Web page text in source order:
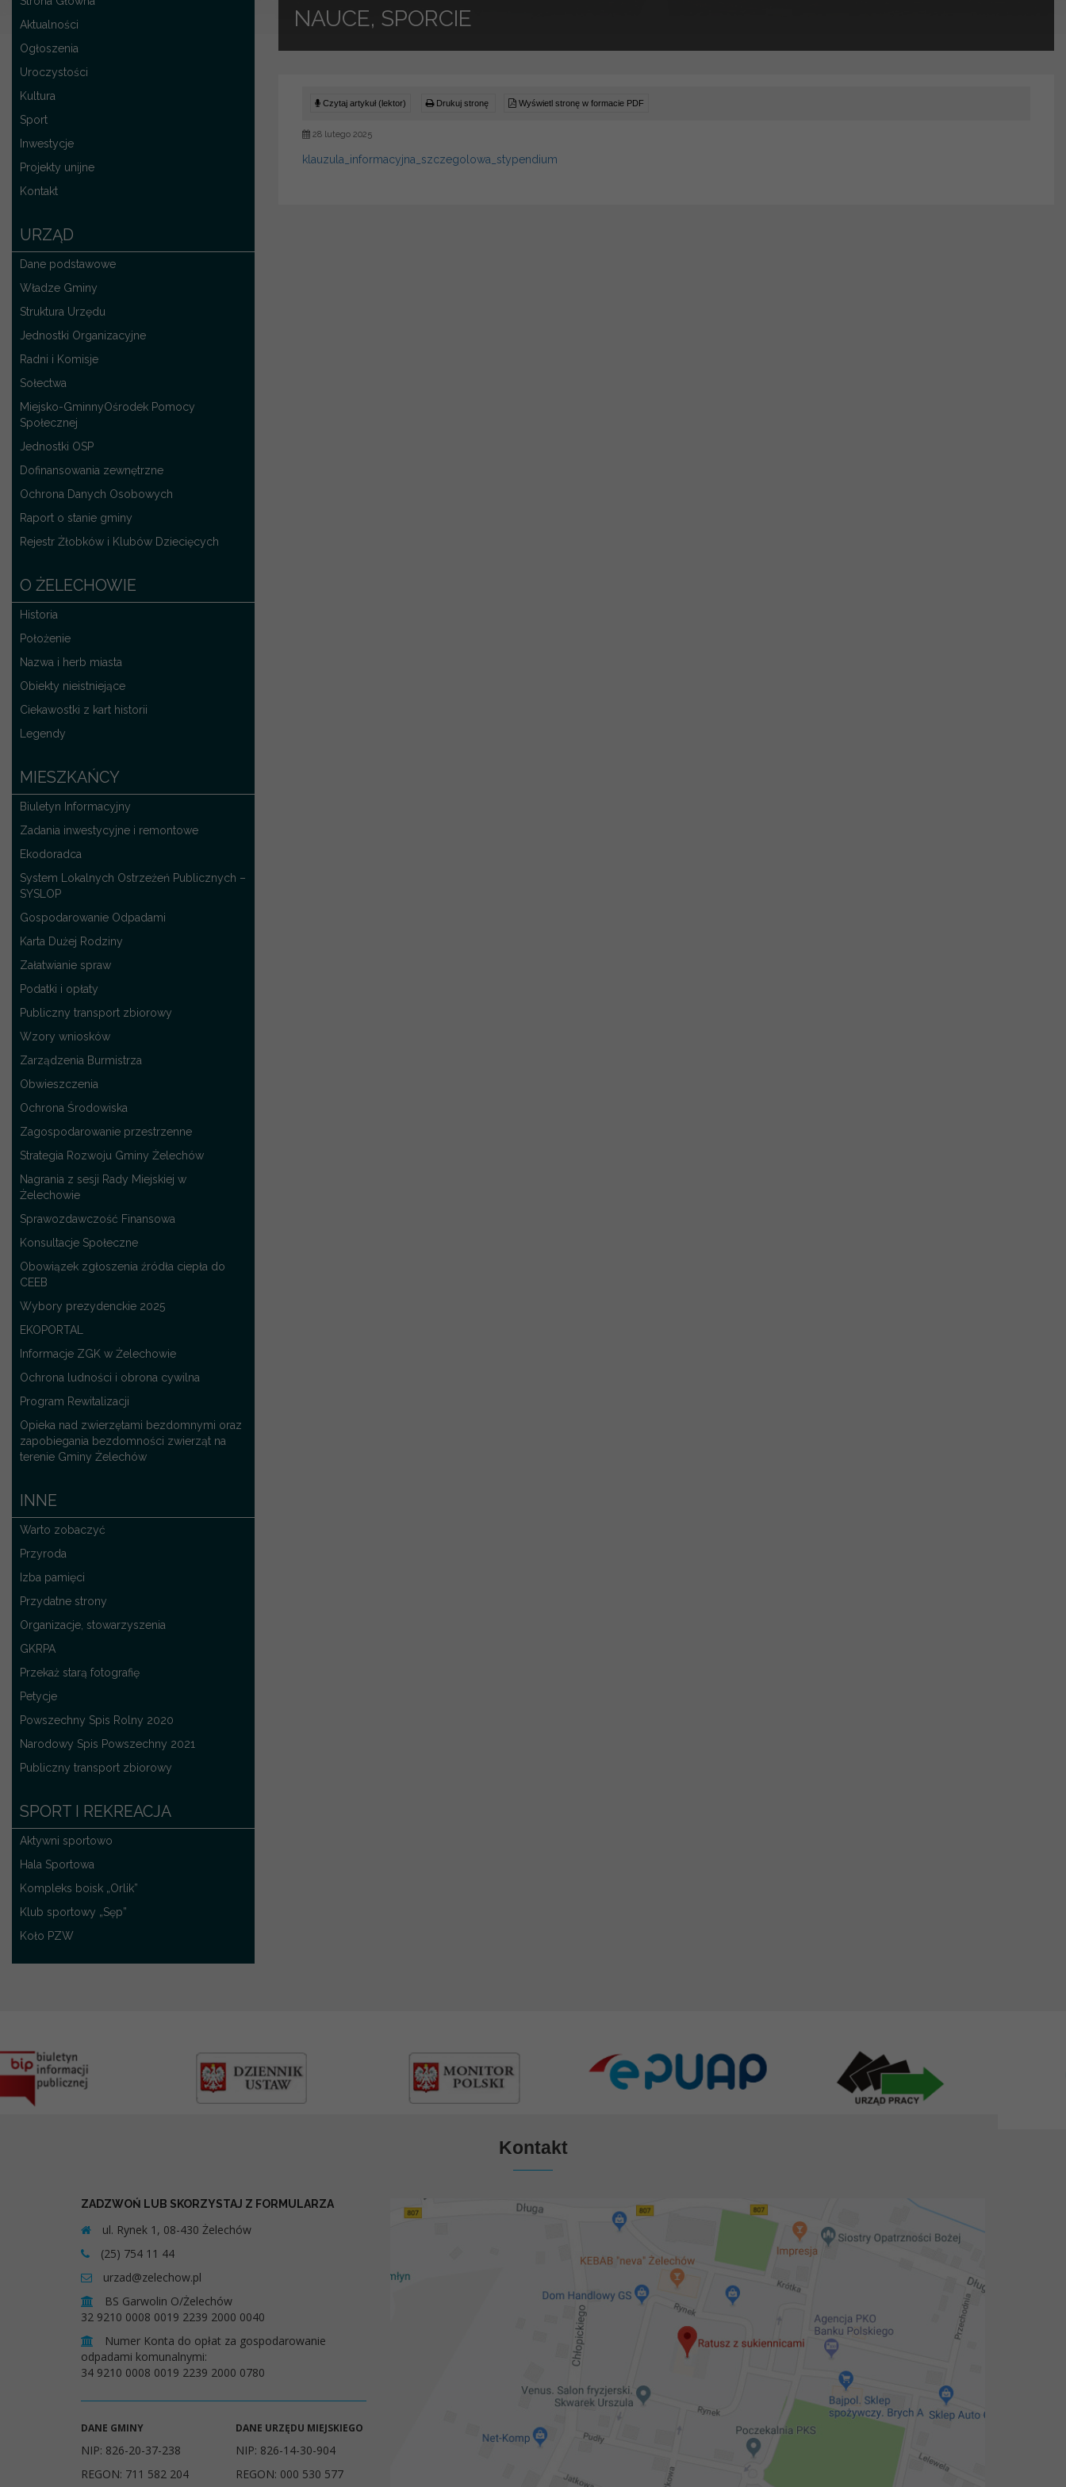
Aktualności
Ogłoszenia
Uroczystości
Kultura
Sport
Inwestycje
Projekty unijne
Kontakt
URZĄD
Dane podstawowe
Władze Gminy
Struktura Urzędu
Jednostki Organizacyjne
Radni i Komisje
Sołectwa
Miejsko-GminnyOśrodek Pomocy
Społecznej
Jednostki OSP
Dofinansowania zewnętrzne
Ochrona Danych Osobowych
Raport o stanie gminy
Rejestr Żłobków i Klubów Dziecięcych
O ŻELECHOWIE
Historia
Położenie
Nazwa i herb miasta
Obiekty nieistniejące
Ciekawostki z kart historii
Legendy
MIESZKAŃCY
Biuletyn Informacyjny
Zadania inwestycyjne i remontowe
Ekodoradca
System Lokalnych Ostrzeżeń Publicznych –
SYSLOP
Gospodarowanie Odpadami
Karta Dużej Rodziny
Załatwianie spraw
Podatki i opłaty
Publiczny transport zbiorowy
Wzory wniosków
Zarządzenia Burmistrza
Obwieszczenia
Ochrona Środowiska
Zagospodarowanie przestrzenne
Strategia Rozwoju Gminy Żelechów
Nagrania z sesji Rady Miejskiej w
Żelechowie
Sprawozdawczość Finansowa
Konsultacje Społeczne
Obowiązek zgłoszenia źródła ciepła do
CEEB
Wybory prezydenckie 2025
EKOPORTAL
Informacje ZGK w Żelechowie
Ochrona ludności i obrona cywilna
Program Rewitalizacji
Opieka nad zwierzętami bezdomnymi oraz
zapobiegania bezdomności zwierząt na
terenie Gminy Żelechów
INNE
Warto zobaczyć
Przyroda
Izba pamięci
Przydatne strony
Organizacje, stowarzyszenia
GKRPA
Przekaż starą fotografię
Petycje
Powszechny Spis Rolny 2020
Narodowy Spis Powszechny 2021
Publiczny transport zbiorowy
SPORT I REKREACJA
Aktywni sportowo
Hala Sportowa
Kompleks boisk „Orlik”
Klub sportowy „Sęp”
Koło PZW
NAUCE, SPORCIE
Czytaj artykuł (lektor) Drukuj stronę Wyświetl stronę w formacie PDF
28 lutego 2025
klauzula_informacyjna_szczegolowa_stypendium
Kontakt
ZADZWOŃ LUB SKORZYSTAJ Z FORMULARZA
ul. Rynek 1, 08-430 Żelechów
(25) 754 11 44
urzad@zelechow.pl
BS Garwolin O/Żelechów
32 9210 0008 0019 2239 2000 0040
Numer Konta do opłat za gospodarowanie
odpadami komunalnymi:
34 9210 0008 0019 2239 2000 0780
DANE GMINY
NIP: 826-20-37-238
REGON: 711 582 204
DANE URZĘDU MIEJSKIEGO
NIP: 826-14-30-904
REGON: 000 530 577